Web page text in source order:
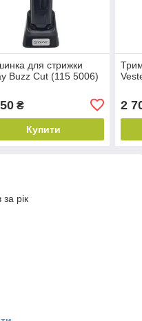
для стрижки
Buzz Cut (115 5006)
₴
Купити
2
рік